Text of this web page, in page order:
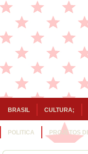
BRASIL CULTURA;
POLITICA PROJETOS